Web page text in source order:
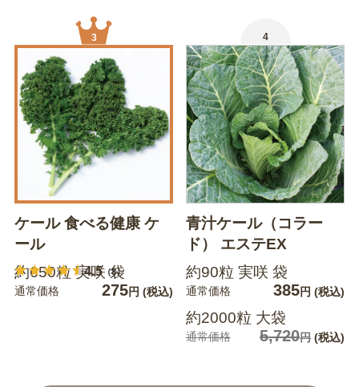
3
ケール 食べる健康 ケ
ール
4.5（8）
約650粒 実咲 袋
通常価格 275円 (税込)
4
青汁ケール（コラー
ド） エステEX
約90粒 実咲 袋
通常価格 385円 (税込)
約2000粒 大袋
通常価格 5,720円 (税込)